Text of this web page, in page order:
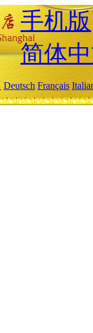
手机版
简体
Deutsch Français